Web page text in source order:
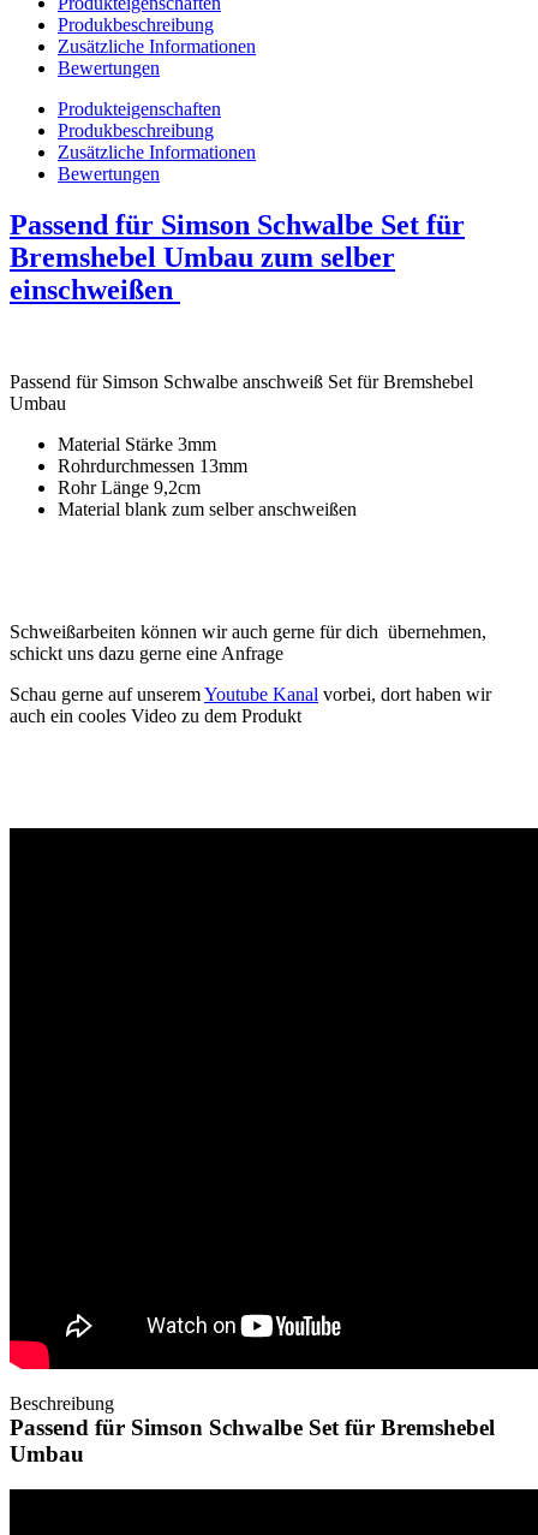
Optionen
können
Produktseite
gewählt
werden
Produkbeschreibung
Zusätzliche Informationen
Bewertungen
Produkteigenschaften
Produkbeschreibung
Zusätzliche Informationen
Bewertungen
Passend für Simson Schwalbe Set für
Bremshebel Umbau zum selber
einschweißen
Passend für Simson Schwalbe anschweiß Set für Bremshebel
Umbau
Material Stärke 3mm
Rohrdurchmessen 13mm
Rohr Länge 9,2cm
Material blank zum selber anschweißen
Schweißarbeiten können wir auch gerne für dich übernehmen,
schickt uns dazu gerne eine Anfrage
Schau gerne auf unseremYoutube Kanal vorbei, dort haben wir
auch ein cooles Video zu dem Produkt
Beschreibung
Passend für Simson Schwalbe Set für Bremshebel
Umbau